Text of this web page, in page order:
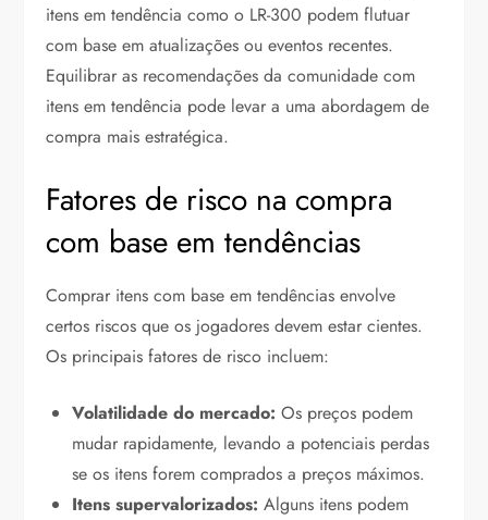
itens em tendência como o LR-300 podem flutuar
com base em atualizações ou eventos recentes.
Equilibrar as recomendações da comunidade com
itens em tendência pode levar a uma abordagem de
compra mais estratégica.
Fatores de risco na compra
com base em tendências
Comprar itens com base em tendências envolve
certos riscos que os jogadores devem estar cientes.
Os principais fatores de risco incluem:
Volatilidade do mercado: Os preços podem
mudar rapidamente, levando a potenciais perdas
se os itens forem comprados a preços máximos.
Itens supervalorizados: Alguns itens podem